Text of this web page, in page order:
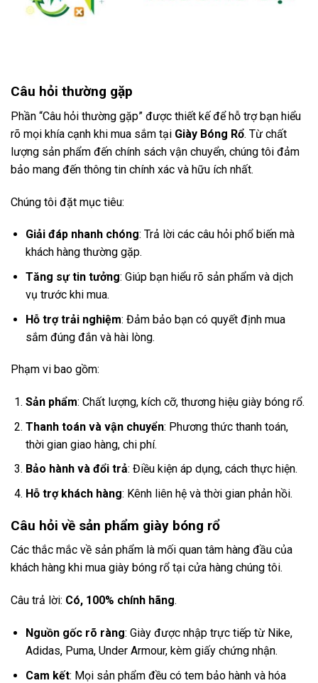
Câu hỏi thường gặp
Phần “Câu hỏi thường gặp” được thiết kế để hỗ trợ bạn hiểu
rõ mọi khía cạnh khi mua sắm tại Giày Bóng Rổ. Từ chất
lượng sản phẩm đến chính sách vận chuyển, chúng tôi đảm
bảo mang đến thông tin chính xác và hữu ích nhất.
Chúng tôi đặt mục tiêu:
Giải đáp nhanh chóng: Trả lời các câu hỏi phổ biến mà
khách hàng thường gặp.
Tăng sự tin tưởng: Giúp bạn hiểu rõ sản phẩm và dịch
vụ trước khi mua.
Hỗ trợ trải nghiệm: Đảm bảo bạn có quyết định mua
sắm đúng đắn và hài lòng.
Phạm vi bao gồm:
Sản phẩm: Chất lượng, kích cỡ, thương hiệu giày bóng rổ.
Thanh toán và vận chuyển: Phương thức thanh toán,
thời gian giao hàng, chi phí.
Bảo hành và đổi trả: Điều kiện áp dụng, cách thực hiện.
Hỗ trợ khách hàng: Kênh liên hệ và thời gian phản hồi.
Câu hỏi về sản phẩm giày bóng rổ
Các thắc mắc về sản phẩm là mối quan tâm hàng đầu của
khách hàng khi mua giày bóng rổ tại cửa hàng chúng tôi.
Câu trả lời: Có, 100% chính hãng.
Nguồn gốc rõ ràng: Giày được nhập trực tiếp từ Nike,
Adidas, Puma, Under Armour, kèm giấy chứng nhận.
Cam kết: Mọi sản phẩm đều có tem bảo hành và hóa